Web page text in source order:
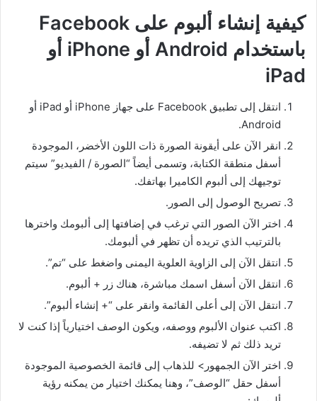
كيفية إنشاء ألبوم على Facebook
باستخدام Android أو iPhone أو
iPad
انتقل إلى تطبيق Facebook على جهاز iPhone أو iPad أو
Android.
انقر الآن على أيقونة الصورة ذات اللون الأخضر، الموجودة
أسفل منطقة الكتابة، وتسمى أيضاً “الصورة / الفيديو” سيتم
توجيهك إلى ألبوم الكاميرا بهاتفك.
تصريح الوصول إلى الصور.
اختر الآن الصور التي ترغب في إضافتها إلى ألبومك واخترها
بالترتيب الذي تريده أن تظهر في ألبومك.
انتقل الآن إلى الزاوية العلوية اليمنى واضغط على “تم”.
انتقل الآن أسفل اسمك مباشرة، هناك زر + ألبوم.
انتقل الآن إلى أعلى القائمة وانقر على “+ إنشاء ألبوم”.
اكتب عنوان الألبوم ووصفه، ويكون الوصف اختيارياً إذا كنت لا
تريد ذلك ثم لا تضيفه.
اختر الآن الجمهور> للذهاب إلى قائمة الخصوصية الموجودة
أسفل حقل “الوصف”، وهنا يمكنك اختيار من يمكنه رؤية